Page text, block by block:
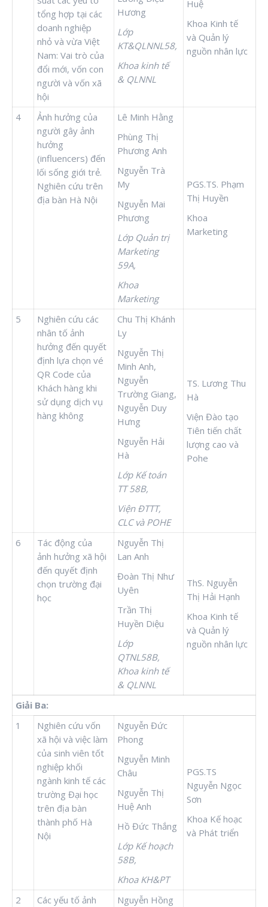
tổng hợp tại các
doanh nghiệp
nhỏ và vừa Việt
Nam: Vai trò của
đổi mới, vốn con
người và vốn xã
hội
Hương
Lớp
KT&QLNNL58,
Khoa kinh tế
& QLNNL
Huệ
Khoa Kinh tế
và Quản lý
nguồn nhân lực
4
Ảnh hưởng của
người gây ảnh
hưởng
(influencers) đến
lối sống giới trẻ.
Nghiên cứu trên
địa bàn Hà Nội
Lê Minh Hằng
Phùng Thị
Phương Anh
Nguyễn Trà
My
Nguyễn Mai
Phương
Lớp Quản trị
Marketing
59A,
Khoa
Marketing
PGS.TS. Phạm
Thị Huyền
Khoa
Marketing
5
Nghiên cứu các
nhân tố ảnh
hưởng đến quyết
định lựa chọn vé
QR Code của
Khách hàng khi
sử dụng dịch vụ
hàng không
Chu Thị Khánh
Ly
Nguyễn Thị
Minh Anh,
Nguyễn
Trường Giang,
Nguyễn Duy
Hưng
Nguyễn Hải
Hà
Lớp Kế toán
TT 58B,
Viện ĐTTT,
CLC và POHE
TS. Lương Thu
Hà
Viện Đào tạo
Tiên tiến chất
lượng cao và
Pohe
6
Tác động của
ảnh hưởng xã hội
đến quyết định
chọn trường đại
học
Nguyễn Thị
Lan Anh
Đoàn Thị Như
Uyên
Trần Thị
Huyền Diệu
Lớp
QTNL58B,
Khoa kinh tế
& QLNNL
ThS. Nguyễn
Thị Hải Hạnh
Khoa Kinh tế
và Quản lý
nguồn nhân lực
Giải Ba:
1
Nghiên cứu vốn
xã hội và việc làm
của sinh viên tốt
nghiệp khối
ngành kinh tế các
trường Đại học
trên địa bàn
thành phố Hà
Nội
Nguyễn Đức
Phong
Nguyễn Minh
Châu
Nguyễn Thị
Huệ Anh
Hồ Đức Thắng
Lớp Kế hoạch
58B,
Khoa KH&PT
PGS.TS
Nguyễn Ngọc
Sơn
Khoa Kế hoạc
và Phát triển
2
Các yếu tố ảnh
Nguyễn Hồng